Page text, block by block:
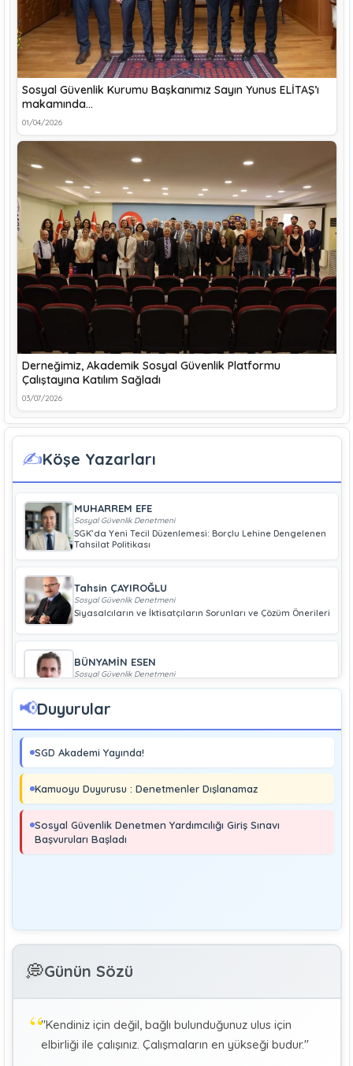
Sosyal Güvenlik Kurumu Başkanımız Sayın Yunus ELİTAŞ’ı
makamında…
01/04/2026
Derneğimiz, Akademik Sosyal Güvenlik Platformu
Çalıştayına Katılım Sağladı
03/07/2026
✍️Köşe Yazarları
MUHARREM EFE
Sosyal Güvenlik Denetmeni
SGK’da Yeni Tecil Düzenlemesi: Borçlu Lehine Dengelenen
Tahsilat Politikası
Tahsin ÇAYIROĞLU
Sosyal Güvenlik Denetmeni
Siyasalcıların ve İktisatçıların Sorunları ve Çözüm Önerileri
BÜNYAMİN ESEN
Sosyal Güvenlik Denetmeni
Geliri Düşük Olan Çiftçiye Bağ-Kur Borcu Çıkmaz
Boray UĞRAŞ
Soma ve Ermenek’te Meydana Gelen Kazalar Büyük
Endüstriyel Kaza Sayılmakta Mıdır?
Sosyal Güvenlik Denetmeni
Kayıt Dışı İstihdamla Mücadeleye Farklı Bir Yaklaşım
G
Özel Sağlık Hizmeti Sunucularında Görev Yapan
K KÜBRA KOÇ
Uluslararası Sosyal Politika Bağlamında İkili Sosyal
📢Duyurular
SGD Akademi Yayında!
Kamuoyu Duyurusu : Denetmenler Dışlanamaz
Sosyal Güvenlik Denetmen Yardımcılığı Giriş Sınavı
Başvuruları Başladı
💭Günün Sözü
"Kendiniz için değil, bağlı bulunduğunuz ulus için
elbirliği ile çalışınız. Çalışmaların en yükseği budur."